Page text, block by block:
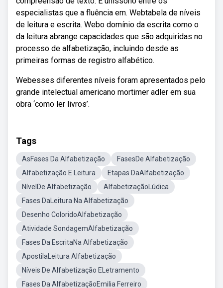
especialistas que a fluência em. Webtabela de níveis
de leitura e escrita. Webo domínio da escrita como o
da leitura abrange capacidades que são adquiridas no
processo de alfabetização, incluindo desde as
primeiras formas de registro alfabético.
Webesses diferentes níveis foram apresentados pelo
grande intelectual americano mortimer adler em sua
obra ‘como ler livros’.
Tags
AsFases Da Alfabetização
FasesDe Alfabetização
Alfabetização E Leitura
Etapas DaAlfabetização
NívelDe Alfabetização
AlfabetizaçãoLúdica
Fases DaLeitura Na Alfabetização
Desenho ColoridoAlfabetização
Atividade SondagemAlfabetização
Fases Da EscritaNa Alfabetização
ApostilaLeitura Alfabetização
Níveis De Alfabetização ELetramento
Fases Da AlfabetizaçãoEmilia Ferreiro